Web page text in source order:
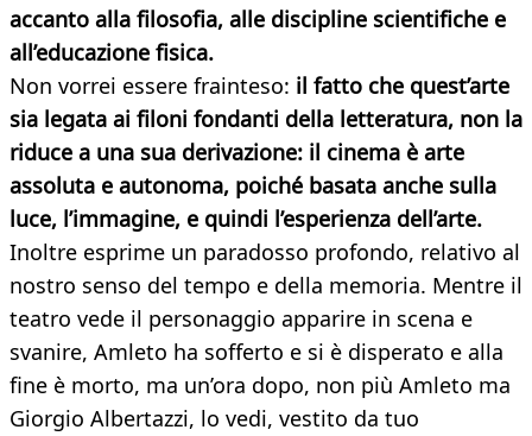
accanto alla filosofia, alle discipline scientifiche e
all’educazione fisica.
Non vorrei essere frainteso: il fatto che quest’arte
sia legata ai filoni fondanti della letteratura, non la
riduce a una sua derivazione: il cinema è arte
assoluta e autonoma, poiché basata anche sulla
luce, l’immagine, e quindi l’esperienza dell’arte.
Inoltre esprime un paradosso profondo, relativo al
nostro senso del tempo e della memoria. Mentre il
teatro vede il personaggio apparire in scena e
svanire, Amleto ha sofferto e si è disperato e alla
fine è morto, ma un’ora dopo, non più Amleto ma
Giorgio Albertazzi, lo vedi, vestito da tuo